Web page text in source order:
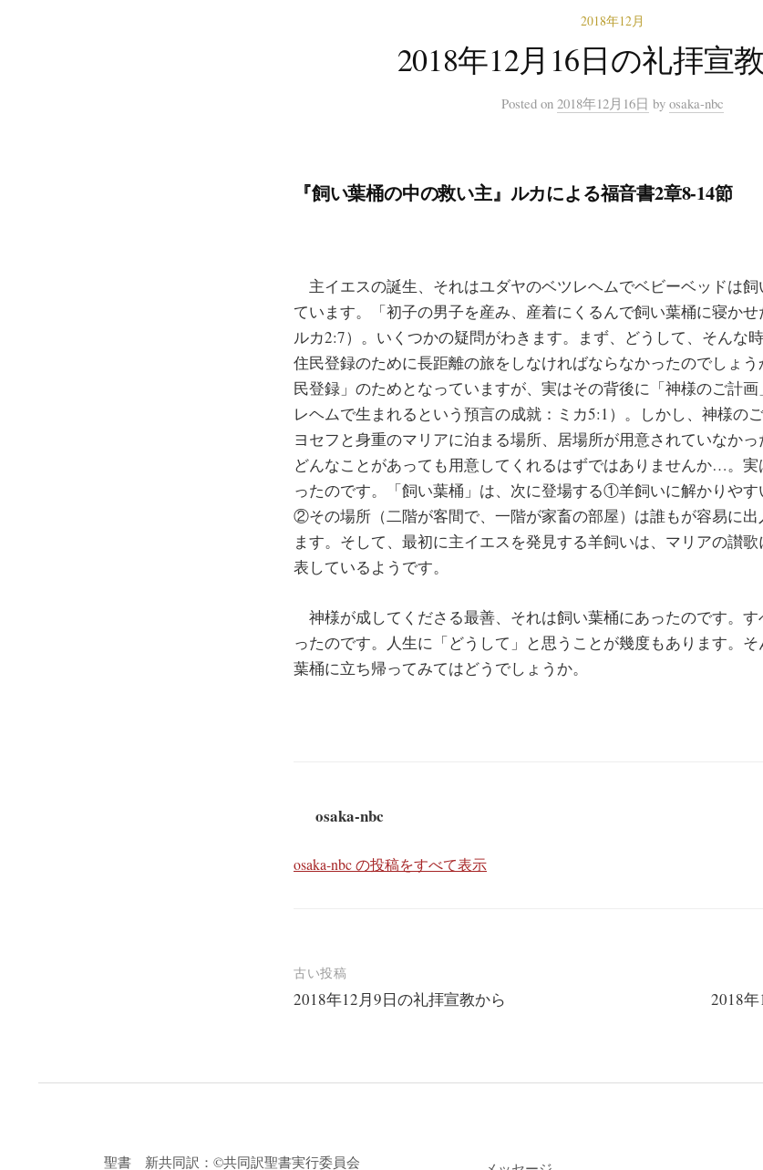
2018年12月
2018年12月16日の礼拝宣
Posted on 2018年12月16日 by osaka-nbc
『飼い葉桶の中の救い主』ルカによる福音書2章8-14節
主イエスの誕生、それはユダヤのベツレヘムでベビーベッドは
ています。「初子の男子を産み、産着にくるんで飼い葉桶に寝か
ルカ2:7）。いくつかの疑問がわきます。まず、どうして、そんな
住民登録のために長距離の旅をしなければならなかったのでしょ
民登録」のためとなっていますが、実はその背後に「神様のご計
レヘムで生まれるという預言の成就：ミカ5:1）。しかし、神様の
ヨセフと身重のマリアに泊まる場所、居場所が用意されていなか
どんなことがあっても用意してくれるはずではありませんか…。
ったのです。「飼い葉桶」は、次に登場する①羊飼いに解かりやす
②その場所（二階が客間で、一階が家畜の部屋）は誰もが容易に
ます。そして、最初に主イエスを発見する羊飼いは、マリアの讃
表しているようです。
神様が成してくださる最善、それは飼い葉桶にあったのです。す
ったのです。人生に「どうして」と思うことが幾度もあります。
葉桶に立ち帰ってみてはどうでしょうか。
osaka-nbc
osaka-nbc の投稿をすべて表示
投
稿
シ
古い投稿
2018年12月9日の礼拝宣教から 2018
聖書 新共同訳：©共同訳聖書実行委員会